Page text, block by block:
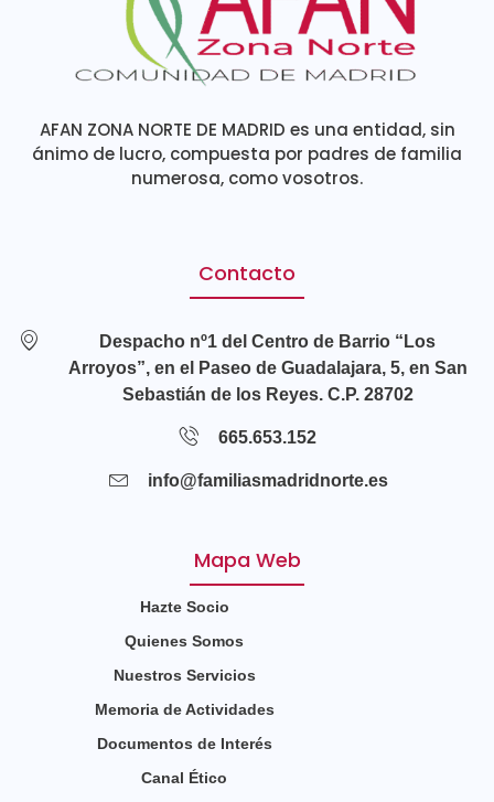
AFAN ZONA NORTE DE MADRID es una entidad, sin
ánimo de lucro, compuesta por padres de familia
numerosa, como vosotros.
Contacto
Despacho nº1 del Centro de Barrio “Los
Arroyos”, en el Paseo de Guadalajara, 5, en San
Sebastián de los Reyes. C.P. 28702
665.653.152
info@familiasmadridnorte.es
Mapa Web
Hazte Socio
Quienes Somos
Nuestros Servicios
Memoria de Actividades
Documentos de Interés
Canal Ético